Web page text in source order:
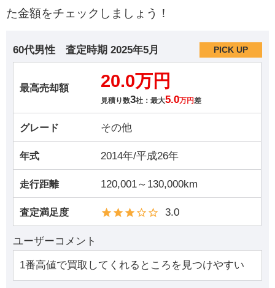
た金額をチェックしましょう！
60代男性 査定時期 2025年5月 PICK UP
最高売却額 20.0万円
見積り数3社：最大5.0万円差
グレード その他
年式 2014年/平成26年
走行距離 120,001～130,000km
査定満足度 3.0
ユーザーコメント
1番高値で買取してくれるところを見つけやすい